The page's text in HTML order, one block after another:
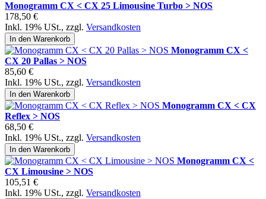
Monogramm CX < CX 25 Limousine Turbo > NOS
178,50 €
Inkl. 19% USt., zzgl. Versandkosten
In den Warenkorb
Monogramm CX <
CX 20 Pallas > NOS
85,60 €
Inkl. 19% USt., zzgl. Versandkosten
In den Warenkorb
Monogramm CX < CX
Reflex > NOS
68,50 €
Inkl. 19% USt., zzgl. Versandkosten
In den Warenkorb
Monogramm CX <
CX Limousine > NOS
105,51 €
Inkl. 19% USt., zzgl. Versandkosten